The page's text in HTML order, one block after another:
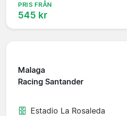
PRIS FRÅN
545 kr
Malaga
Racing Santander
Estadio La Rosaleda